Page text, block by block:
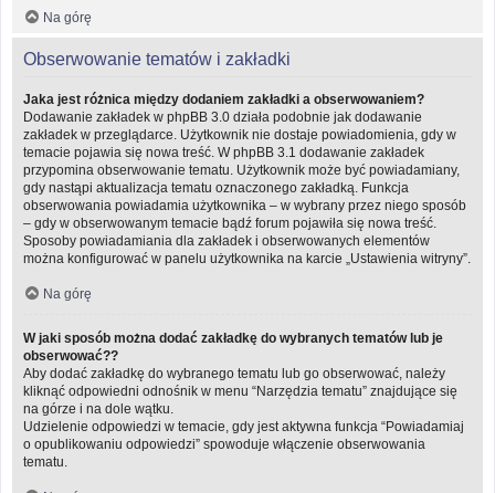
Na górę
Obserwowanie tematów i zakładki
Jaka jest różnica między dodaniem zakładki a obserwowaniem?
Dodawanie zakładek w phpBB 3.0 działa podobnie jak dodawanie
zakładek w przeglądarce. Użytkownik nie dostaje powiadomienia, gdy w
temacie pojawia się nowa treść. W phpBB 3.1 dodawanie zakładek
przypomina obserwowanie tematu. Użytkownik może być powiadamiany,
gdy nastąpi aktualizacja tematu oznaczonego zakładką. Funkcja
obserwowania powiadamia użytkownika – w wybrany przez niego sposób
– gdy w obserwowanym temacie bądź forum pojawiła się nowa treść.
Sposoby powiadamiania dla zakładek i obserwowanych elementów
można konfigurować w panelu użytkownika na karcie „Ustawienia witryny”.
Na górę
W jaki sposób można dodać zakładkę do wybranych tematów lub je
obserwować??
Aby dodać zakładkę do wybranego tematu lub go obserwować, należy
kliknąć odpowiedni odnośnik w menu “Narzędzia tematu” znajdujące się
na górze i na dole wątku.
Udzielenie odpowiedzi w temacie, gdy jest aktywna funkcja “Powiadamiaj
o opublikowaniu odpowiedzi” spowoduje włączenie obserwowania
tematu.